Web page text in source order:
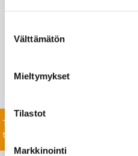
valinta
Välttämätön
Mieltymykset
Tilastot
Markkinointi
projektiisi sopivat tuotteet
listaamattomien tuotteiden
Jätä yhteydenottopyyntö
Tiedustele
tuotteista